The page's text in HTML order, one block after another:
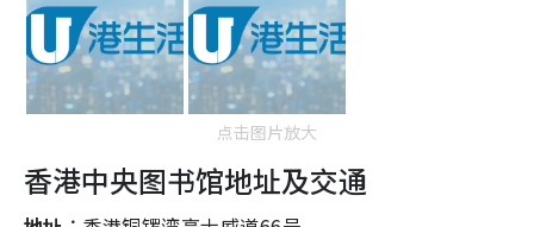
点击图片放大
香港中央图书馆地址及交通